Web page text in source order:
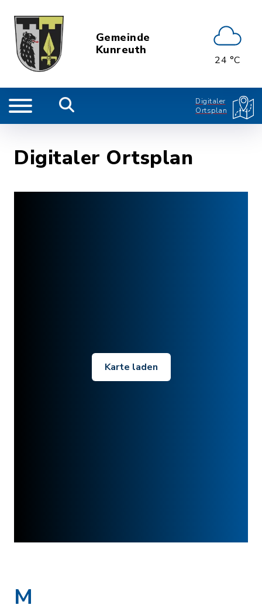
Gemeinde
Kunreuth
24 °C
Digitaler
Ortsplan
Digitaler Ortsplan
Karte laden
M